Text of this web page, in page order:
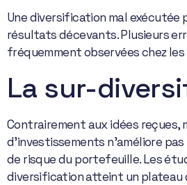
Une diversification mal exécutée
résultats décevants. Plusieurs
fréquemment observées chez
La sur-
Contrairement aux idées reçues,
d’investissements n’améliore
de risque du portefeuille. Les
diversification atteint un plateau